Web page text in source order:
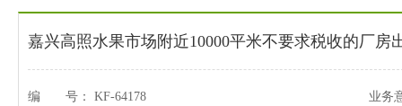
嘉兴高照水果市场附近10000平米不要求税收的厂房
编 号： KF-64178
业务